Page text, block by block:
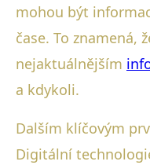
mohou být
čase. To znamená,
nejaktuálnějším
a kdykoli.
Dalším klíčovým
Digitální